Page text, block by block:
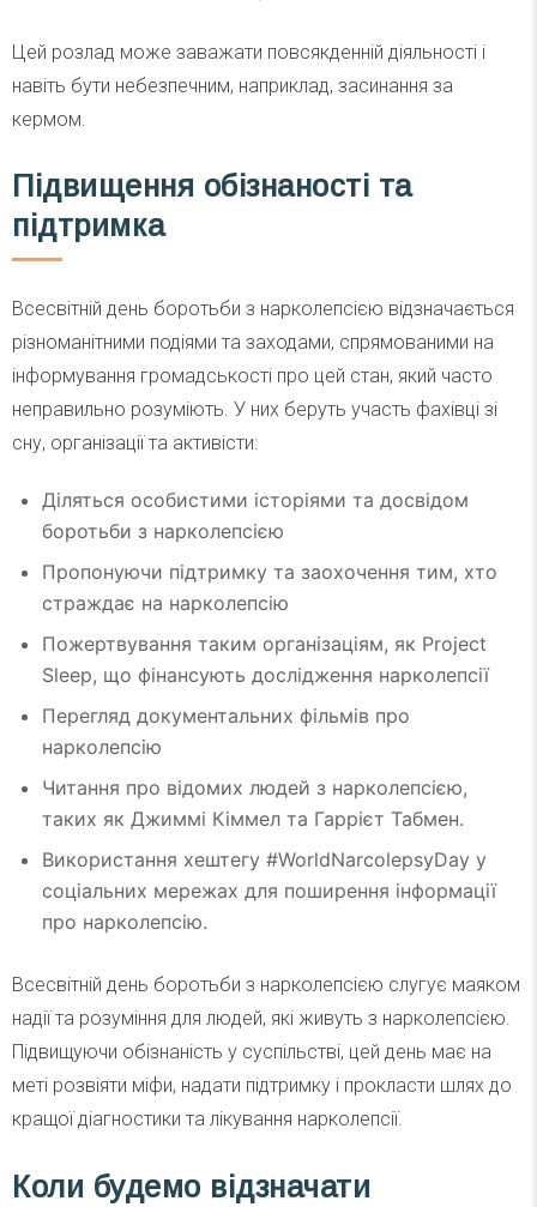
Цей розлад може заважати повсякденній діяльності і
навіть бути небезпечним, наприклад, засинання за
кермом.
Підвищення обізнаності та
підтримка
Всесвітній день боротьби з нарколепсією відзначається
різноманітними подіями та заходами, спрямованими на
інформування громадськості про цей стан, який часто
неправильно розуміють. У них беруть участь фахівці зі
сну, організації та активісти:
Діляться особистими історіями та досвідом
боротьби з нарколепсією
Пропонуючи підтримку та заохочення тим, хто
страждає на нарколепсію
Пожертвування таким організаціям, як Project
Sleep, що фінансують дослідження нарколепсії
Перегляд документальних фільмів про
нарколепсію
Читання про відомих людей з нарколепсією,
таких як Джиммі Кіммел та Гаррієт Табмен.
Використання хештегу #WorldNarcolepsyDay у
соціальних мережах для поширення інформації
про нарколепсію.
Всесвітній день боротьби з нарколепсією слугує маяком
надії та розуміння для людей, які живуть з нарколепсією.
Підвищуючи обізнаність у суспільстві, цей день має на
меті розвіяти міфи, надати підтримку і прокласти шлях до
кращої діагностики та лікування нарколепсії.
Коли будемо відзначати